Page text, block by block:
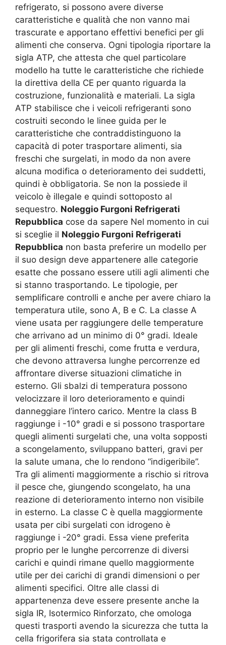
refrigerato, si possono avere diverse
caratteristiche e qualità che non vanno mai
trascurate e apportano effettivi benefici per gli
alimenti che conserva. Ogni tipologia riportare la
sigla ATP, che attesta che quel particolare
modello ha tutte le caratteristiche che richiede
la direttiva della CE per quanto riguarda la
costruzione, funzionalità e materiali. La sigla
ATP stabilisce che i veicoli refrigeranti sono
costruiti secondo le linee guida per le
caratteristiche che contraddistinguono la
capacità di poter trasportare alimenti, sia
freschi che surgelati, in modo da non avere
alcuna modifica o deterioramento dei suddetti,
quindi è obbligatoria. Se non la possiede il
veicolo è illegale e quindi sottoposto al
sequestro. Noleggio Furgoni Refrigerati
Repubblica cose da sapere Nel momento in cui
si sceglie il Noleggio Furgoni Refrigerati
Repubblica non basta preferire un modello per
il suo design deve appartenere alle categorie
esatte che possano essere utili agli alimenti che
si stanno trasportando. Le tipologie, per
semplificare controlli e anche per avere chiaro la
temperatura utile, sono A, B e C. La classe A
viene usata per raggiungere delle temperature
che arrivano ad un minimo di 0° gradi. Ideale
per gli alimenti freschi, come frutta e verdura,
che devono attraversa lunghe percorrenze ed
affrontare diverse situazioni climatiche in
esterno. Gli sbalzi di temperatura possono
velocizzare il loro deterioramento e quindi
danneggiare l’intero carico. Mentre la class B
raggiunge i -10° gradi e si possono trasportare
quegli alimenti surgelati che, una volta sopposti
a scongelamento, sviluppano batteri, gravi per
la salute umana, che lo rendono “indigeribile”.
Tra gli alimenti maggiormente a rischio si ritrova
il pesce che, giungendo scongelato, ha una
reazione di deterioramento interno non visibile
in esterno. La classe C è quella maggiormente
usata per cibi surgelati con idrogeno è
raggiunge i -20° gradi. Essa viene preferita
proprio per le lunghe percorrenze di diversi
carichi e quindi rimane quello maggiormente
utile per dei carichi di grandi dimensioni o per
alimenti specifici. Oltre alle classi di
appartenenza deve essere presente anche la
sigla IR, Isotermico Rinforzato, che omologa
questi trasporti avendo la sicurezza che tutta la
cella frigorifera sia stata controllata e